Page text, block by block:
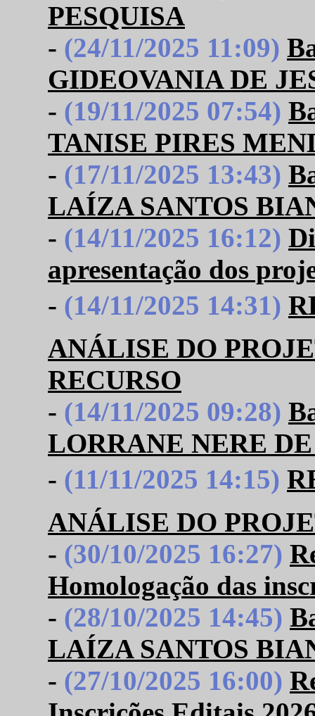
PESQUISA
- (24/11/2025 11:09)
GIDEOVANIA DE
- (19/11/2025 07:54)
TANISE PIRES
- (17/11/2025 13:43)
LAÍZA SANTOS
- (14/11/2025 16:12)
apresentação dos
- (14/11/2025 14:31)
ANÁLISE DO
RECURSO
- (14/11/2025 09:28)
LORRANE NERE
- (11/11/2025 14:15)
ANÁLISE DO
- (30/10/2025 16:27)
Homologação das
- (28/10/2025 14:45)
LAÍZA SANTOS
- (27/10/2025 16:00)